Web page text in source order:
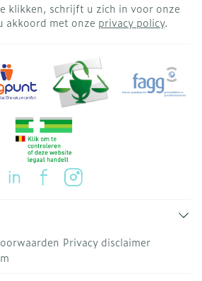
klikken, schrijft u zich in voor onze
akkoord met onze privacy policy.
Privacy disclaimer